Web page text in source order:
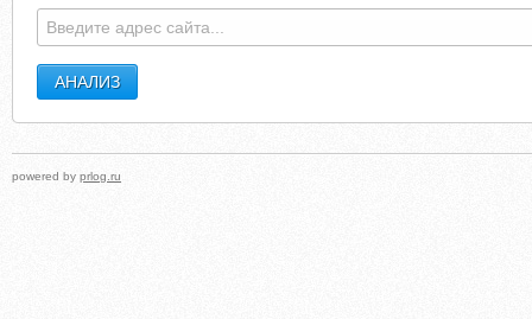
powered by prlog.ru